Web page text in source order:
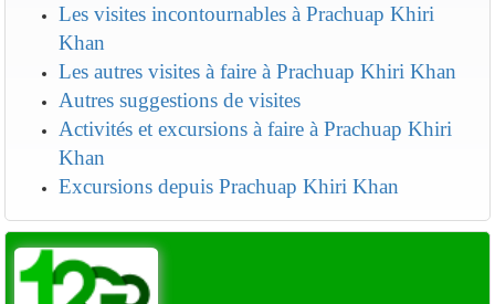
Les visites incontournables à Prachuap Khiri
Khan
Les autres visites à faire à Prachuap Khiri Khan
Autres suggestions de visites
Activités et excursions à faire à Prachuap Khiri
Khan
Excursions depuis Prachuap Khiri Khan